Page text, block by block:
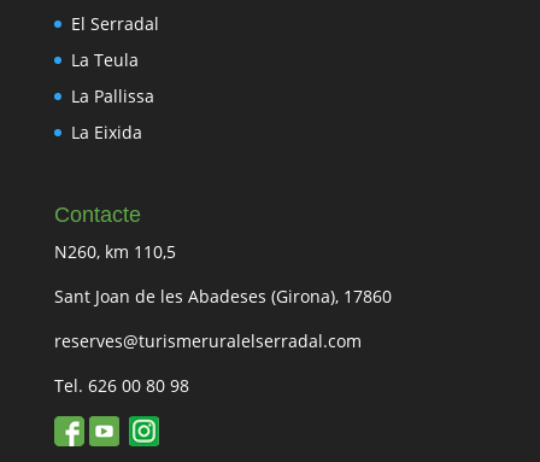
El Serradal
La Teula
La Pallissa
La Eixida
Contacte
N260, km 110,5
Sant Joan de les Abadeses (Girona), 17860
reserves@turismeruralelserradal.com
Tel. 626 00 80 98